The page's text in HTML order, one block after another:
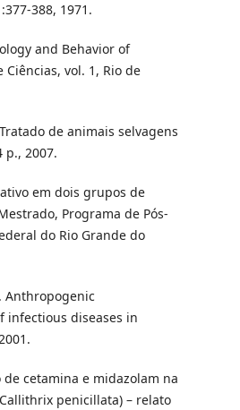
388, 1971.
and Behavior of
vol. 1, Rio de
Tratado de animais selvagens
p., 2007.
em dois grupos de
Programa de Pós-
do Rio Grande do
Anthropogenic
infectious diseases in
de cetamina e midazolam na
penicillata) – relato